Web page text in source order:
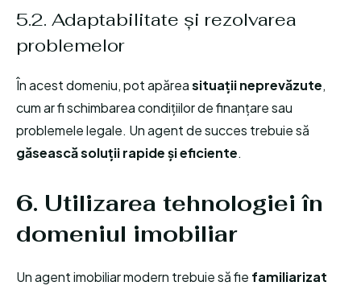
5.2. Adaptabilitate și rezolvarea
problemelor
În acest domeniu, pot apăreasituații neprevăzute,
cum ar fi schimbarea condițiilor de finanțare sau
problemele legale. Un agent de succes trebuie să
găsească soluții rapide și eficiente.
6. Utilizarea tehnologiei în
domeniul imobiliar
Un agent imobiliar modern trebuie să fie familiarizat